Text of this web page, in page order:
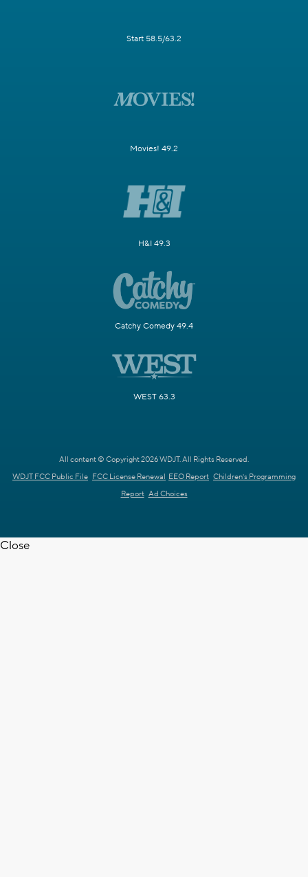
Start 58.5/63.2
Movies! 49.2
H&I 49.3
Catchy Comedy 49.4
WEST 63.3
All content © Copyright 2026 WDJT. All Rights Reserved.
WDJT FCC Public File FCC License Renewal EEO Report Children's Programming
Report Ad Choices
Close